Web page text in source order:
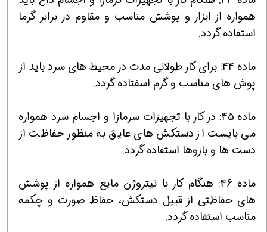
همواره از ابزار و پوشش مناسب و مقاوم در برابر گرما
استفاده گردد.
ماده 44: برای کار طولانی مدت در محیط های سرد باید از
پوش های مناسب و گرم اسفتاده گردد.
ماده 45: در کار با تجهیزات سرمازا و اجسام سرد همواره
می بایست از دستکش های عایق به منظور حفاظت از
دست ها و بازوها استفاده گردد.
ماده 46: هنگام کار با نیتروژن مایع همواره از پوشش
های حفاظتی از قبیل دستکش، حفاظ صورت و چکمه
مناسب استفاده گردد.